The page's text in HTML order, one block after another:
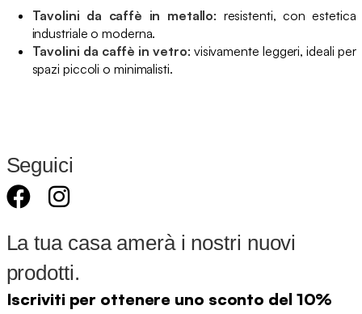
Tavolini da caffè in metallo: resistenti, con estetica
industriale o moderna.
Tavolini da caffè in vetro: visivamente leggeri, ideali per
spazi piccoli o minimalisti.
Seguici
La tua casa amerà i nostri nuovi
prodotti.
Iscriviti per ottenere uno sconto del 10%